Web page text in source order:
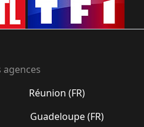
agences
Réunion (FR)
Guadeloupe (FR)